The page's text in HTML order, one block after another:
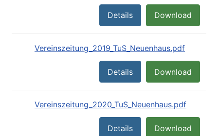
Download
Details
Vereinszeitung_2019_TuS_Neuenhaus.pdf
Download
Details
Vereinszeitung_2020_TuS_Neuenhaus.pdf
Download
Details